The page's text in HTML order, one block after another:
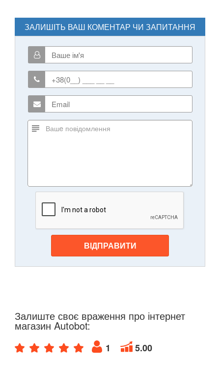
ЗАЛИШІТЬ ВАШ КОМЕНТАР ЧИ ЗАПИТАННЯ
ВІДПРАВИТИ
Залиште своє враження про інтернет
магазин Autobot:
1 5.00